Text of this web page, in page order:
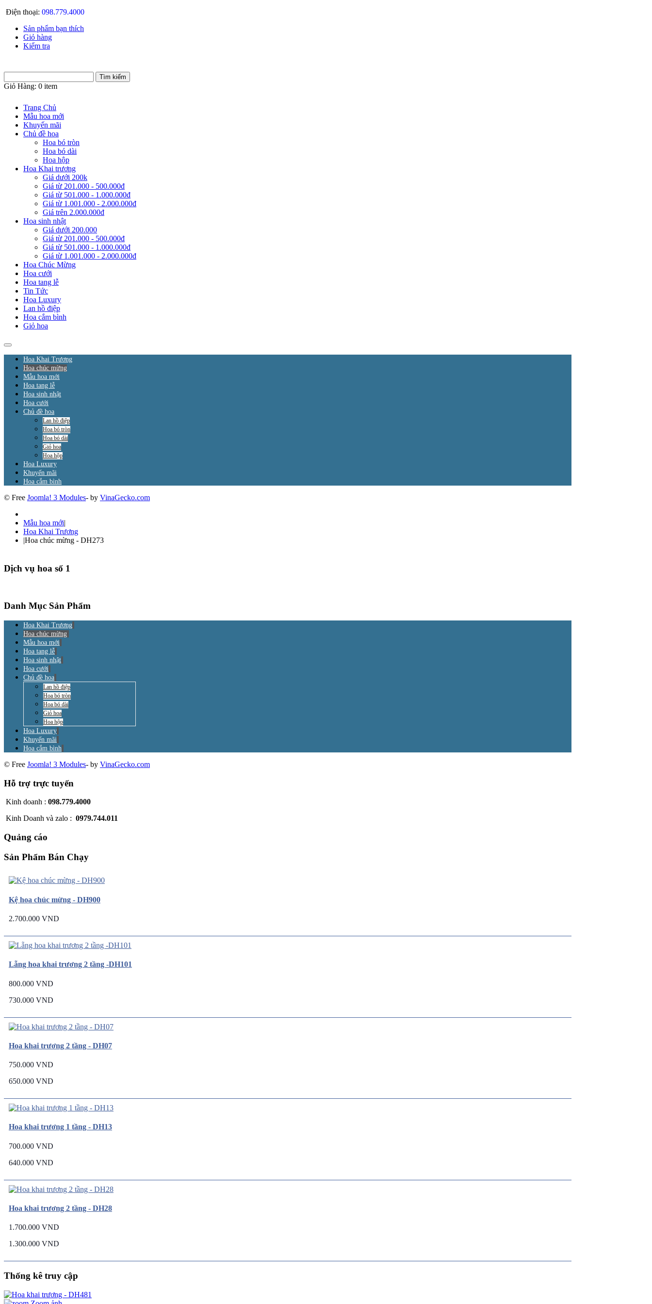
Điện thoại: 098.779.4000
Sản phẩm bạn thích
Giỏ hàng
Kiểm tra
Giỏ Hàng: 0 item
Trang Chủ
Mẫu hoa mới
Khuyến mãi
Chủ đề hoa
Hoa bó tròn
Hoa bó dài
Hoa hộp
Hoa Khai trương
Giá dưới 200k
Giá từ 201.000 - 500.000đ
Giá từ 501.000 - 1.000.000đ
Giá từ 1.001.000 - 2.000.000đ
Giá trên 2.000.000đ
Hoa sinh nhật
Giá dưới 200.000
Giá từ 201.000 - 500.000đ
Giá từ 501.000 - 1.000.000đ
Giá từ 1.001.000 - 2.000.000đ
Hoa Chúc Mừng
Hoa cưới
Hoa tang lễ
Tin Tức
Hoa Luxury
Lan hồ điệp
Hoa cắm bình
Giỏ hoa
Hoa Khai Trương
Hoa chúc mừng
Mẫu hoa mới
Hoa tang lễ
Hoa sinh nhật
Hoa cưới
Chủ đề hoa
Lan hồ điệp
Hoa bó tròn
Hoa bó dài
Giỏ hoa
Hoa hộp
Hoa Luxury
Khuyến mãi
Hoa cắm bình
© Free Joomla! 3 Modules- by VinaGecko.com
Mẫu hoa mới|
Hoa Khai Trương
|Hoa chúc mừng - DH273
Dịch vụ hoa số 1
Danh Mục Sản Phẩm
Hoa Khai Trương
Hoa chúc mừng
Mẫu hoa mới
Hoa tang lễ
Hoa sinh nhật
Hoa cưới
Chủ đề hoa
Lan hồ điệp
Hoa bó tròn
Hoa bó dài
Giỏ hoa
Hoa hộp
Hoa Luxury
Khuyến mãi
Hoa cắm bình
© Free Joomla! 3 Modules- by VinaGecko.com
Hỗ trợ trực tuyến
Kinh doanh : 098.779.4000
Kinh Doanh và zalo : 0979.744.011
Quảng cáo
Sản Phẩm Bán Chạy
Kệ hoa chúc mừng - DH900
2.700.000 VND
Lẵng hoa khai trương 2 tầng -DH101
800.000 VND
730.000 VND
Hoa khai trương 2 tầng - DH07
750.000 VND
650.000 VND
Hoa khai trương 1 tầng - DH13
700.000 VND
640.000 VND
Hoa khai trương 2 tầng - DH28
1.700.000 VND
1.300.000 VND
Thống kê truy cập